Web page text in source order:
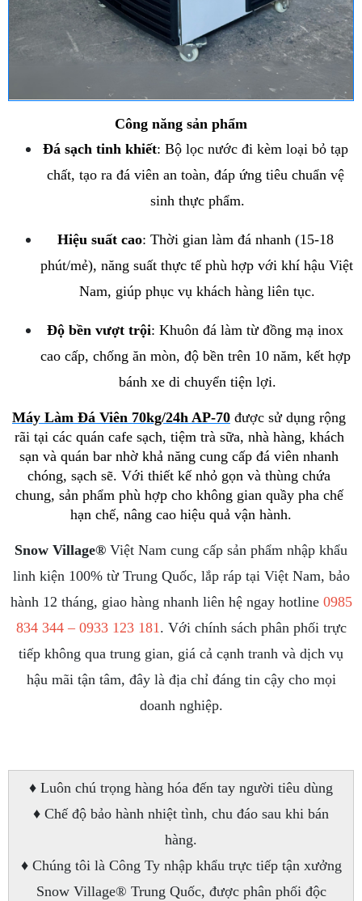
Công năng sản phẩm
Đá sạch tinh khiết: Bộ lọc nước đi kèm loại bỏ tạp
chất, tạo ra đá viên an toàn, đáp ứng tiêu chuẩn vệ
sinh thực phẩm.
Hiệu suất cao: Thời gian làm đá nhanh (15-18
phút/mẻ), năng suất thực tế phù hợp với khí hậu Việt
Nam, giúp phục vụ khách hàng liên tục.
Độ bền vượt trội: Khuôn đá làm từ đồng mạ inox
cao cấp, chống ăn mòn, độ bền trên 10 năm, kết hợp
bánh xe di chuyển tiện lợi.
Máy Làm Đá Viên 70kg/24h AP-70 được sử dụng rộng
rãi tại các quán cafe sạch, tiệm trà sữa, nhà hàng, khách
sạn và quán bar nhờ khả năng cung cấp đá viên nhanh
chóng, sạch sẽ. Với thiết kế nhỏ gọn và thùng chứa
chung, sản phẩm phù hợp cho không gian quầy pha chế
hạn chế, nâng cao hiệu quả vận hành.
Snow Village® Việt Nam cung cấp sản phẩm nhập khẩu
linh kiện 100% từ Trung Quốc, lắp ráp tại Việt Nam, bảo
hành 12 tháng, giao hàng nhanh liên hệ ngay hotline 0985
834 344 – 0933 123 181. Với chính sách phân phối trực
tiếp không qua trung gian, giá cả cạnh tranh và dịch vụ
hậu mãi tận tâm, đây là địa chỉ đáng tin cậy cho mọi
doanh nghiệp.
♦ Luôn chú trọng hàng hóa đến tay người tiêu dùng
♦ Chế độ bảo hành nhiệt tình, chu đáo sau khi bán
hàng.
♦ Chúng tôi là Công Ty nhập khẩu trực tiếp tận xưởng
Snow Village® Trung Quốc, được phân phối độc